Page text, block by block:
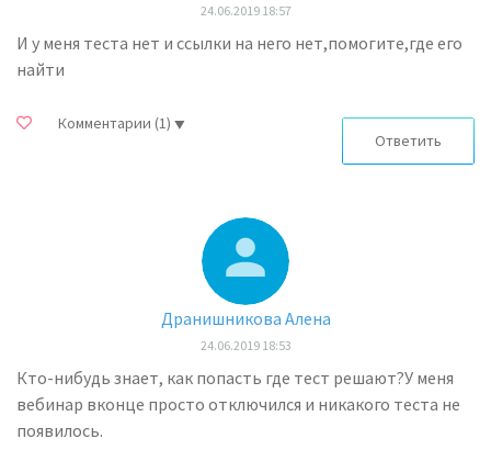
24.06.2019 18:57
И у меня теста нет и ссылки на него нет,помогите,где его
найти
Комментарии (1)
Ответить
Дранишникова Алена
24.06.2019 18:53
Кто-нибудь знает, как попасть где тест решают?У меня
вебинар вконце просто отключился и никакого теста не
появилось.